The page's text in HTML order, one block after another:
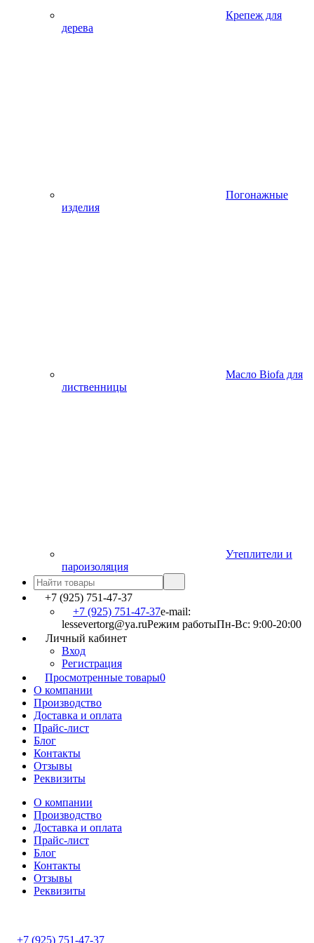
Крепеж для
дерева
Погонажные
изделия
Масло Biofa для
лиственницы
Утеплители и
пароизоляция
+7 (925) 751-47-37
+7 (925) 751-47-37e-mail:
lessevertorg@ya.ruРежим работыПн-Вс: 9:00-20:00
Личный кабинет
Вход
Регистрация
Просмотренные товары0
О компании
Производство
Доставка и оплата
Прайс-лист
Блог
Контакты
Отзывы
Реквизиты
О компании
Производство
Доставка и оплата
Прайс-лист
Блог
Контакты
Отзывы
Реквизиты
+7 (925) 751-47-37